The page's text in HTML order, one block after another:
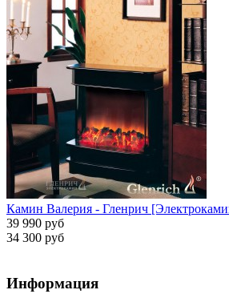
Камин Валерия - Гленрич
39 990 руб
34 300 руб
Информация